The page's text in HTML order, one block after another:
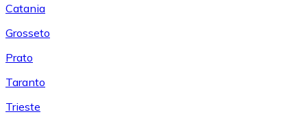
Catania
Grosseto
Prato
Taranto
Trieste